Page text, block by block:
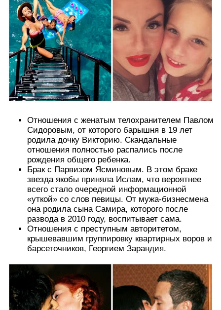
Отношения с женатым телохранителем Павлом
Сидоровым, от которого барышня в 19 лет
родила дочку Викторию. Скандальные
отношения полностью распались после
рождения общего ребенка.
Брак с Парвизом Ясминовым. В этом браке
звезда якобы приняла Ислам, что вероятнее
всего стало очередной информационной
«уткой» со слов певицы. От мужа-бизнесмена
она родила сына Самира, которого после
развода в 2010 году, воспитывает сама.
Отношения с преступным авторитетом,
крышевавшим группировку квартирных воров и
барсеточников, Георгием Зарандия.